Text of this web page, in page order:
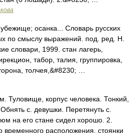
осанка... Словарь русских
по смыслу выражений. под. ред. Н.
словари, 1999. стан лагерь,
табор, талия, группировка,
толчея,&#8230; …
корпус человека. Тонкий,
с. девушки. Перетянуть с.
на его стане сидел хорошо. 2.
расположения, стоянки